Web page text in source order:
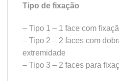
Tipo de fixação
– Tipo 1 – 1 face com
– Tipo 2 – 2 faces com
extremidade
– Tipo 3 – 2 faces para